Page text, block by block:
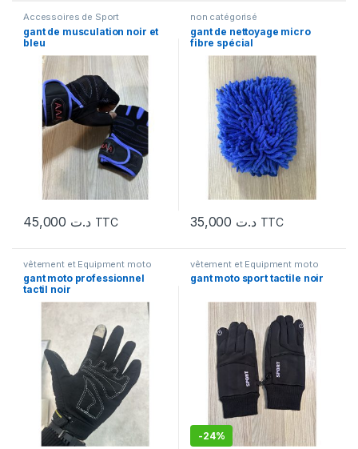
Accessoires de Sport
gant de musculation noir et
bleu
د.ت TTC
non catégorisé
gant de nettoyage micro
fibre spécial
د.ت TTC
vêtement et Equipment moto
gant moto professionnel
tactil noir
vêtement et Equipment moto
gant moto sport tactile noir
-24%